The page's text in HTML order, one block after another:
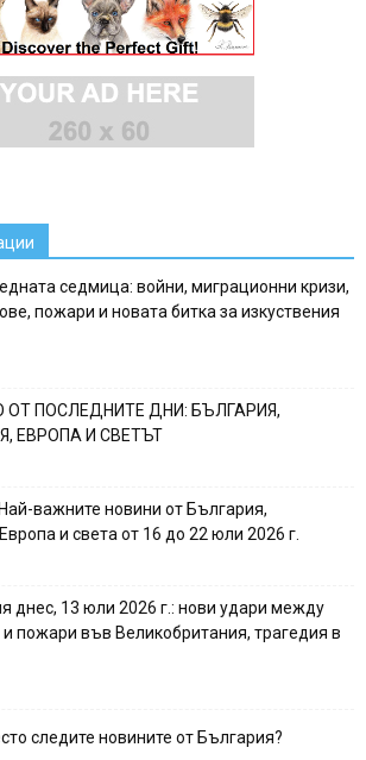
седмица: войни, миграционни кризи,
пожари и новата битка за изкуствения
ПОСЛЕДНИТЕ ДНИ: БЪЛГАРИЯ,
ЕВРОПА И СВЕТЪТ
важните новини от България,
и света от 16 до 22 юли 2026 г.
днес, 13 юли 2026 г.: нови удари между
пожари във Великобритания, трагедия в
следите новините от България?